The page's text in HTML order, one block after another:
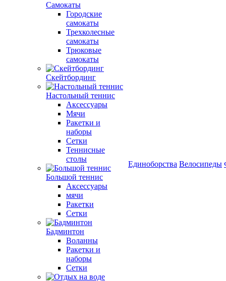
Самокаты
Городские
самокаты
Трехколесные
самокаты
Трюковые
самокаты
Скейтбординг
Настольный теннис
Аксессуары
Мячи
Ракетки и
наборы
Сетки
Теннисные
столы
Большой теннис
Аксессуары
мячи
Ракетки
Сетки
Бадминтон
Воланны
Ракетки и
наборы
Сетки
Единоборства Велосипеды